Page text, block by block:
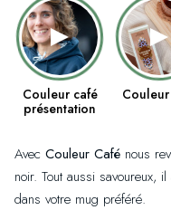
Couleur café
présentation
Avec Couleur Café nous
noir. Tout aussi savoureux,
dans votre mug préféré.